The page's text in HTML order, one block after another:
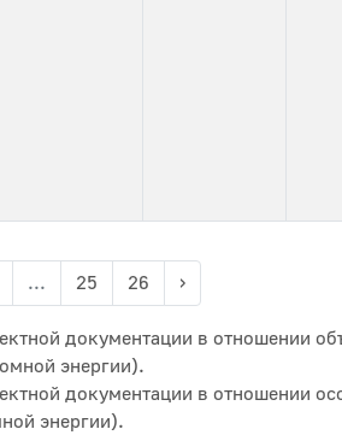
... 25 26 ›
документации в отношении
энергии).
документации в отношении
энергии).